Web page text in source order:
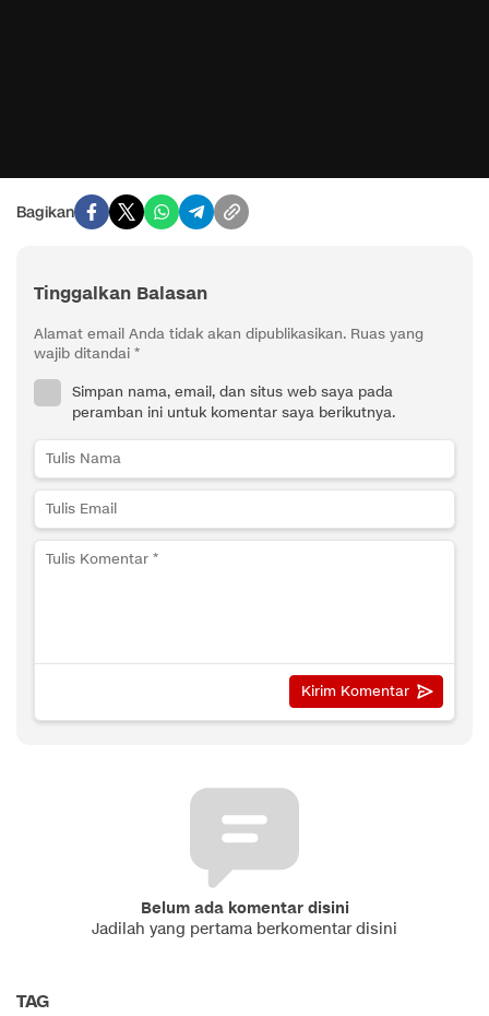
Bagikan
Tinggalkan Balasan
Alamat email Anda tidak akan dipublikasikan. Ruas yang
wajib ditandai *
Simpan nama, email, dan situs web saya pada
peramban ini untuk komentar saya berikutnya.
Belum ada komentar disini
Jadilah yang pertama berkomentar disini
TAG